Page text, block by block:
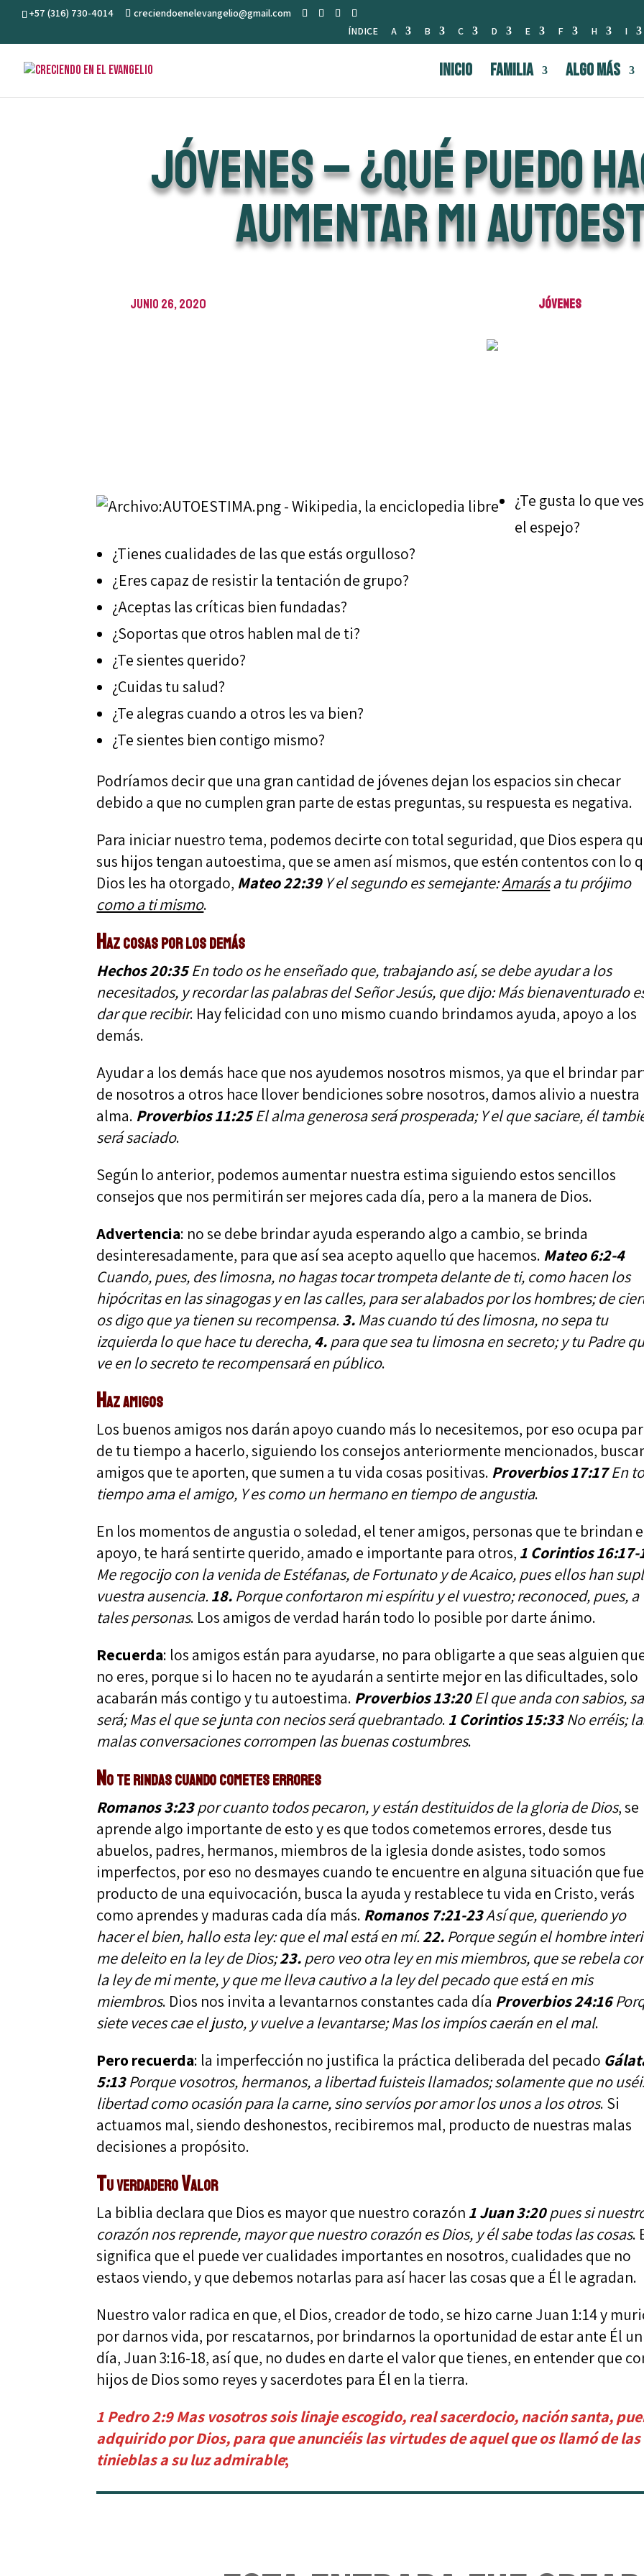
+57 (316) 730-4014
creciendoenelevangelio@gmail.com
ÍNDICE
A B C D E F H I
INICIO FAMILIA Algo Más
JÓVENES – ¿QUÉ PUEDO
AUMENTAR MI
junio 26, 2020 Jóvenes
¿Te gusta lo que
el espejo?
¿Tienes cualidades de las que estás orgulloso?
¿Eres capaz de resistir la tentación de grupo?
¿Aceptas las críticas bien fundadas?
¿Soportas que otros hablen mal de ti?
¿Te sientes querido?
¿Cuidas tu salud?
¿Te alegras cuando a otros les va bien?
¿Te sientes bien contigo mismo?
Podríamos decir que una gran cantidad de jóvenes dejan los espacios sin checar
debido a que no cumplen gran parte de estas preguntas, su respuesta es negativa.
Para iniciar nuestro tema, podemos decirte con total seguridad, que Dios espera
sus hijos tengan autoestima, que se amen así mismos, que estén contentos con lo
Dios les ha otorgado, Mateo 22:39Y el segundo es semejante:Amarása tu prójimo
como a ti mismo.
Haz cosas por los demás
Hechos 20:35En todo os he enseñado que, trabajando así, se debe ayudar a los
necesitados, y recordar las palabras del Señor Jesús, que dijo: Más bienaventurado
dar que recibir. Hay felicidad con uno mismo cuando brindamos ayuda, apoyo a los
demás.
Ayudar a los demás hace que nos ayudemos nosotros mismos, ya que el brindar
de nosotros a otros hace llover bendiciones sobre nosotros, damos alivio a nuestra
alma. Proverbios 11:25El alma generosa será prosperada; Y el que saciare, él
será saciado.
Según lo anterior, podemos aumentar nuestra estima siguiendo estos sencillos
consejos que nos permitirán ser mejores cada día, pero a la manera de Dios.
Advertencia: no se debe brindar ayuda esperando algo a cambio, se brinda
desinteresadamente, para que así sea acepto aquello que hacemos. Mateo 6:2-4
Cuando, pues, des limosna, no hagas tocar trompeta delante de ti, como hacen los
hipócritas en las sinagogas y en las calles, para ser alabados por los hombres; de
os digo que ya tienen su recompensa.3. Mas cuando tú des limosna, no sepa tu
izquierda lo que hace tu derecha,4. para que sea tu limosna en secreto; y tu Padre
ve en lo secreto te recompensará en público.
Haz amigos
Los buenos amigos nos darán apoyo cuando más lo necesitemos, por eso ocupa
de tu tiempo a hacerlo, siguiendo los consejos anteriormente mencionados,
amigos que te aporten, que sumen a tu vida cosas positivas. Proverbios 17:17En
tiempo ama el amigo, Y es como un hermano en tiempo de angustia.
En los momentos de angustia o soledad, el tener amigos, personas que te brindan
apoyo, te hará sentirte querido, amado e importante para otros, 1 Corintios 16:17-
Me regocijo con la venida de Estéfanas, de Fortunato y de Acaico, pues ellos han
vuestra ausencia.18. Porque confortaron mi espíritu y el vuestro; reconoced, pues, a
tales personas. Los amigos de verdad harán todo lo posible por darte ánimo.
Recuerda: los amigos están para ayudarse, no para obligarte a que seas alguien
no eres, porque si lo hacen no te ayudarán a sentirte mejor en las dificultades, solo
acabarán más contigo y tu autoestima. Proverbios 13:20El que anda con sabios,
será; Mas el que se junta con necios será quebrantado. 1 Corintios 15:33No erréis;
malas conversaciones corrompen las buenas costumbres.
No te rindas cuando cometes errores
Romanos 3:23por cuanto todos pecaron, y están destituidos de la gloria de Dios, se
aprende algo importante de esto y es que todos cometemos errores, desde tus
abuelos, padres, hermanos, miembros de la iglesia donde asistes, todo somos
imperfectos, por eso no desmayes cuando te encuentre en alguna situación que fue
producto de una equivocación, busca la ayuda y restablece tu vida en Cristo, verás
como aprendes y maduras cada día más. Romanos 7:21-23Así que, queriendo yo
hacer el bien, hallo esta ley: que el mal está en mí.22. Porque según el hombre
me deleito en la ley de Dios;23. pero veo otra ley en mis miembros, que se rebela
la ley de mi mente, y que me lleva cautivo a la ley del pecado que está en mis
miembros. Dios nos invita a levantarnos constantes cada día Proverbios 24:16
siete veces cae el justo, y vuelve a levantarse; Mas los impíos caerán en el mal.
Pero recuerda: la imperfección no justifica la práctica deliberada del pecado
5:13Porque vosotros, hermanos, a libertad fuisteis llamados; solamente que no
libertad como ocasión para la carne, sino servíos por amor los unos a los otros. Si
actuamos mal, siendo deshonestos, recibiremos mal, producto de nuestras malas
decisiones a propósito.
Tu verdadero Valor
La biblia declara que Dios es mayor que nuestro corazón 1 Juan 3:20pues si
corazón nos reprende, mayor que nuestro corazón es Dios, y él sabe todas las cosas.
significa que el puede ver cualidades importantes en nosotros, cualidades que no
estaos viendo, y que debemos notarlas para así hacer las cosas que a Él le agradan.
Nuestro valor radica en que, el Dios, creador de todo, se hizo carne Juan 1:14 y
por darnos vida, por rescatarnos, por brindarnos la oportunidad de estar ante Él un
día, Juan 3:16-18, así que, no dudes en darte el valor que tienes, en entender que
hijos de Dios somo reyes y sacerdotes para Él en la tierra.
1 Pedro 2:9 ​Mas vosotros sois linaje escogido, real sacerdocio, nación santa,
adquirido por Dios, para que anunciéis las virtudes de aquel que os llamó de las
tinieblas a su luz admirable;